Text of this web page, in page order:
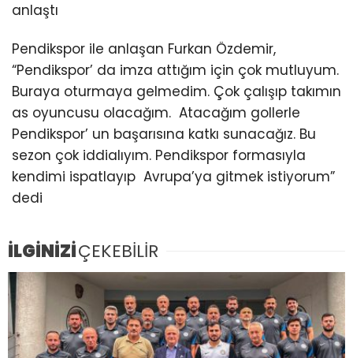
anlaştı
Pendikspor ile anlaşan Furkan Özdemir,
“Pendikspor’ da imza attığım için çok mutluyum.
Buraya oturmaya gelmedim. Çok çalışıp takımın
as oyuncusu olacağım. Atacağım gollerle
Pendikspor’ un başarısına katkı sunacağız. Bu
sezon çok iddialıyım. Pendikspor formasıyla
kendimi ispatlayıp Avrupa’ya gitmek istiyorum”
dedi
İLGİNİZİÇEKEBİLİR